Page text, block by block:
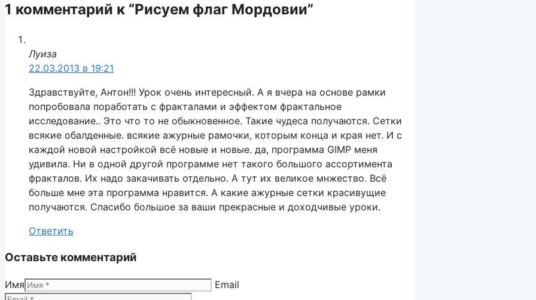
1 комментарий к “Рисуем флаг Мордовии”
Луиза
22.03.2013 в 19:21
Здравствуйте, Антон!!! Урок очень интересный. А я вчера на основе рамки
попробовала поработать с фракталами и эффектом фрактальное
исследование.. Это что то не обыкновенное. Такие чудеса получаются. Сетки
всякие обалденные. всякие ажурные рамочки, которым конца и края нет. И с
каждой новой настройкой всё новые и новые. да, программа GIMP меня
удивила. Ни в одной другой программе нет такого большого ассортимента
фракталов. Их надо закачивать отдельно. А тут их великое мнжество. Всё
больше мне эта программа нравится. А какие ажурные сетки красивущие
получаются. Спасибо большое за ваши прекрасные и доходчивые уроки.
Ответить
Оставьте комментарий
Имя Email